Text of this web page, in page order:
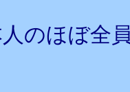
のほぼ全